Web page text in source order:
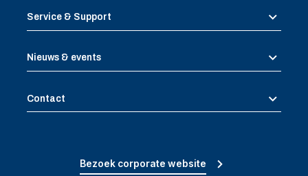
Service & Support
Nieuws & events
Contact
Bezoek corporate website